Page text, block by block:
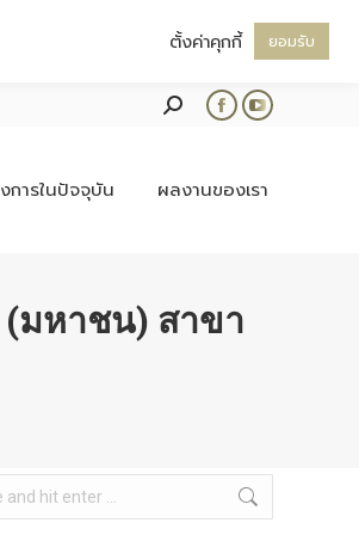
Search:
Facebook
opens
YouTube
opens
การในปัจจุบัน ผลงานของเรา
(มหาชน) สาขา
ตั้งค่าคุกกี้ ยอมรับ